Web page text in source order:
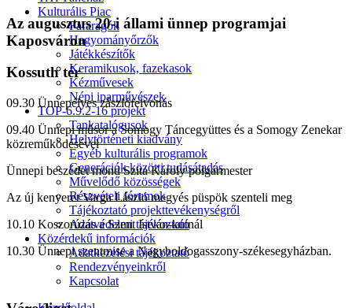
Kulturális Piac
Fafaragók
Hagyományőrzők
Játékkészítők
Keramikusok, fazekasok
Kézművesek
Népi iparművészek
TOP-6.9.2-16 projekt
Tankatalógusok
Helytörténeti kiadvány
Egyéb kulturális programok
Generációk közötti tudásátadás
Művelődő közösségek
Részvételi fórumok
Tájékoztató projekttevékenységről
Adatvédelmi tájékoztató
Közérdekű információk
Adatkezelési tájékoztató
Rendezvényeinkről
Kapcsolat
Az augusztus 20-i állami ünnep programjai
Kaposváron
Kossuth tér
09.30 Ünnepélyes zászlófelvonás
09.40 Ünnepi műsor a Somogy Táncegyüttes és a Somogy Zenekar
közreműködésével
Ünnepi beszédet mond Szita Károly polgármester
Az új kenyeret Varga László megyés püspök szenteli meg
10.10 Koszorúzás a Szent István-kútnál
10.30 Ünnepi szentmise a Nagyboldogasszony-székesegyházban.